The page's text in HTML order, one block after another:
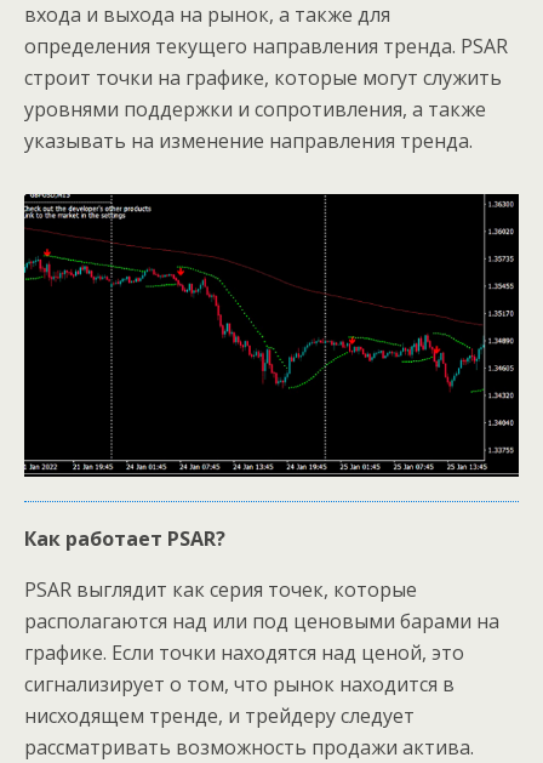
входа и выхода на рынок, а также для
определения текущего направления тренда. PSAR
строит точки на графике, которые могут служить
уровнями поддержки и сопротивления, а также
указывать на изменение направления тренда.
Как работает PSAR?
PSAR выглядит как серия точек, которые
располагаются над или под ценовыми барами на
графике. Если точки находятся над ценой, это
сигнализирует о том, что рынок находится в
нисходящем тренде, и трейдеру следует
рассматривать возможность продажи актива.